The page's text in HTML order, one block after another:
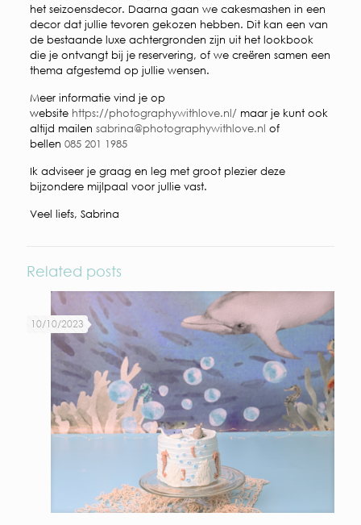
het seizoensdecor. Daarna gaan we cakesmashen in een
decor dat jullie tevoren gekozen hebben. Dit kan een van
de bestaande luxe achtergronden zijn uit het lookbook
die je ontvangt bij je reservering, of we creëren samen een
thema afgestemd op jullie wensen.
Meer informatie vind je op
website https://photographywithlove.nl/maar je kunt ook
altijd mailen sabrina@photographywithlove.nl of
bellen 085 201 1985
Ik adviseer je graag en leg met groot plezier deze
bijzondere mijlpaal voor jullie vast.
Veel liefs, Sabrina
Related posts
10/10/2023